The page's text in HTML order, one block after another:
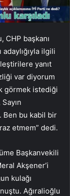
CHP başkanı
adaylığıyla ilgili
yanıt
var diyorum
görmek istediği
Ben bu kabil bir
etmem” dedi.
Başkanvekili
Akşener’i
kulağı
Ağıralioğlu